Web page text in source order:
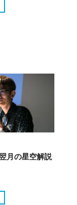
月の星空解説